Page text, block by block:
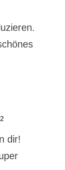
dir!